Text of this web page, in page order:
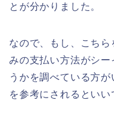
とが分かりました。
なので、もし、こち
みの支払い方法がシ
うかを調べている方
を参考にされるといい